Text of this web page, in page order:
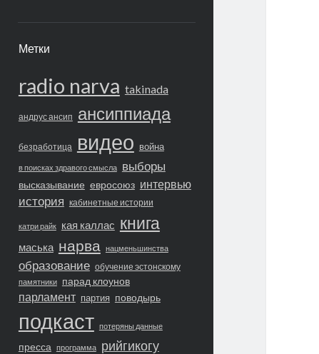
Метки
radio narva takinada
андрус ансип ансиппиада
безработица видео война
в поисках здравого смысла выборы
высказывание евросоюз интервью
история кабинетные истории
катри райк кая каллас книга
маська нарва нацменьшинства
образование обучение эстонскому
памятники парад клоунов
парламент партия поводырь
подкаст потеряны данные
пресса программа рийгикогу